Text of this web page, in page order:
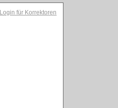
Login für Korrektoren